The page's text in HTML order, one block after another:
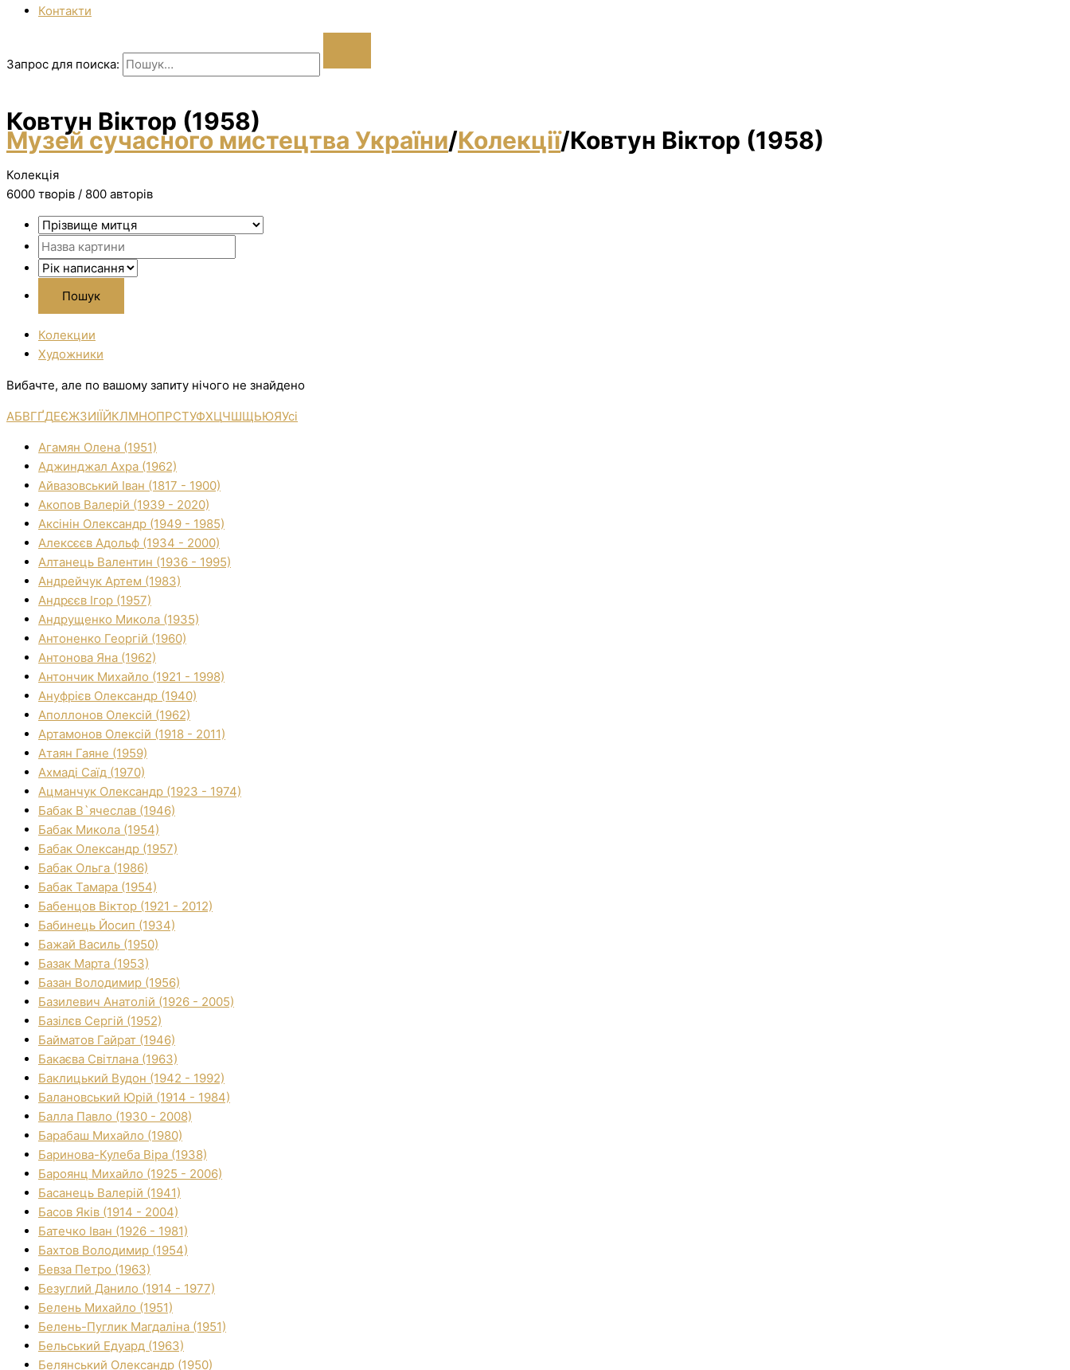
Контакти
Запрос для поиска:
Ковтун Віктор (1958)
Музей сучасного мистецтва України/Колекції/Ковтун Віктор (1958)
Колекція
6000 творiв / 800 авторів
Колекции
Художники
Вибачте, але по вашому запиту нічого не знайдено
АБВГҐДЕЄЖЗИІЇЙКЛМНОПРСТУФХЦЧШЩЬЮЯУсі
Агамян Олена (1951)
Аджинджал Ахра (1962)
Айвазовський Іван (1817 - 1900)
Акопов Валерій (1939 - 2020)
Аксінін Олександр (1949 - 1985)
Алексєєв Адольф (1934 - 2000)
Алтанець Валентин (1936 - 1995)
Андрейчук Артем (1983)
Андрєєв Ігор (1957)
Андрущенко Микола (1935)
Антоненко Георгій (1960)
Антонова Яна (1962)
Антончик Михайло (1921 - 1998)
Ануфрієв Олександр (1940)
Аполлонов Олексій (1962)
Артамонов Олексій (1918 - 2011)
Атаян Гаяне (1959)
Ахмаді Саїд (1970)
Ацманчук Олександр (1923 - 1974)
Бабак В`ячеслав (1946)
Бабак Микола (1954)
Бабак Олександр (1957)
Бабак Ольга (1986)
Бабак Тамара (1954)
Бабенцов Віктор (1921 - 2012)
Бабинець Йосип (1934)
Бажай Василь (1950)
Базак Марта (1953)
Базан Володимир (1956)
Базилевич Анатолій (1926 - 2005)
Базілєв Сергій (1952)
Байматов Гайрат (1946)
Бакаєва Світлана (1963)
Баклицький Вудон (1942 - 1992)
Балановський Юрій (1914 - 1984)
Балла Павло (1930 - 2008)
Барабаш Михайло (1980)
Баринова-Кулеба Віра (1938)
Бароянц Михайло (1925 - 2006)
Басанець Валерій (1941)
Басов Яків (1914 - 2004)
Батечко Іван (1926 - 1981)
Бахтов Володимир (1954)
Бевза Петро (1963)
Безуглий Данило (1914 - 1977)
Белень Михайло (1951)
Белень-Пуглик Магдаліна (1951)
Бельський Едуард (1963)
Белянський Олександр (1950)